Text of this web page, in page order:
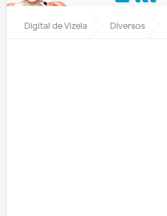
Digital de Vizela Diversos